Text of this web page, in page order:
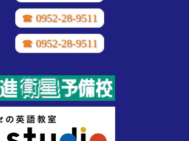
☎ 0952-28-9511
☎ 0952-28-9511